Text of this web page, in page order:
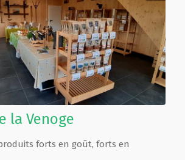
la Venoge
forts en goût, forts en